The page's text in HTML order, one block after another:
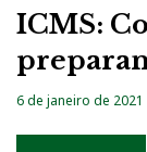
ICMS:
6 de janeiro de 2021